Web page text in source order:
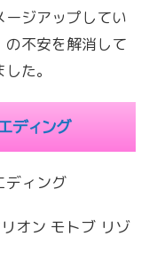
ージアップしてい
の不安を解消して
た。
ディング
ディング
オン モトブ リゾ